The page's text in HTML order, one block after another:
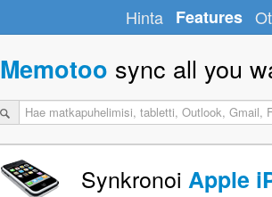
Hinta Features
Memotoo sync all you
Synkronoi Apple